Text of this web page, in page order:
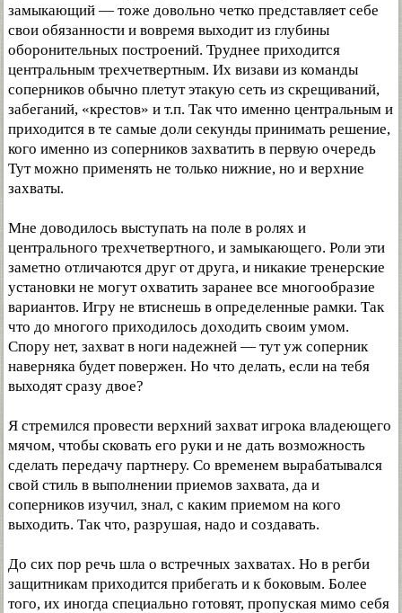
замыкающий — тоже довольно четко представляет себе
свои обязанности и вовремя выходит из глубины
оборонительных построений. Труднее приходится
центральным трехчетвертным. Их визави из команды
соперников обычно плетут этакую сеть из скрещиваний,
забеганий, «крестов» и т.п. Так что именно центральным и
приходится в те самые доли секунды принимать решение,
кого именно из соперников захватить в первую очередь
Тут можно применять не только нижние, но и верхние
захваты.
Мне доводилось выступать на поле в ролях и
центрального трехчетвертного, и замыкающего. Роли эти
заметно отличаются друг от друга, и никакие тренерские
установки не могут охватить заранее все многообразие
вариантов. Игру не втиснешь в определенные рамки. Так
что до многого приходилось доходить своим умом.
Спору нет, захват в ноги надежней — тут уж соперник
наверняка будет повержен. Но что делать, если на тебя
выходят сразу двое?
Я стремился провести верхний захват игрока владеющего
мячом, чтобы сковать его руки и не дать возможность
сделать передачу партнеру. Со временем вырабатывался
свой стиль в выполнении приемов захвата, да и
соперников изучил, знал, с каким приемом на кого
выходить. Так что, разрушая, надо и создавать.
До сих пор речь шла о встречных захватах. Но в регби
защитникам приходится прибегать и к боковым. Более
того, их иногда специально готовят, пропуская мимо себя